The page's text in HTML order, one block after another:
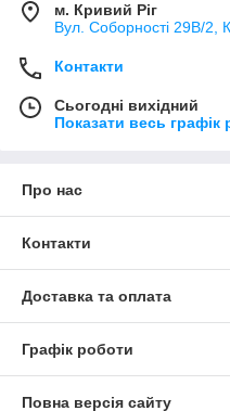
м. Кривий Ріг
Вул. Соборності 29В/2,
Контакти
Сьогодні вихідний
Показати весь графік
Про нас
Контакти
Доставка та оплата
Графік роботи
Повна версія сайту